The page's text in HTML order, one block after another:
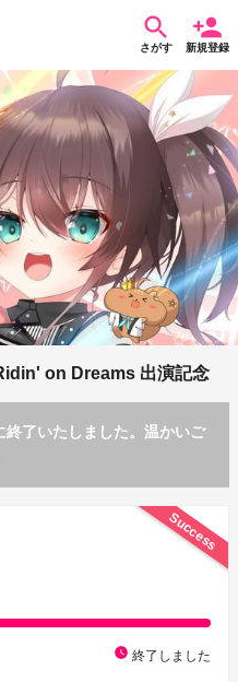
さがす 新規登録
on Dreams 出演記念
了いたしました。温かいご
Success
watch_later 終了しました